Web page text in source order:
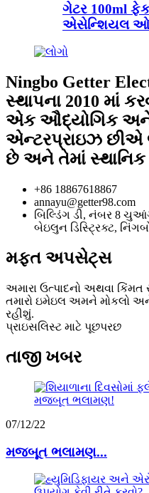
ગેટર 100ml
એસેન્શિયલ
Ningbo Getter
સ્થાપના 2010 માં
એક ઔદ્યોગિક અને
એન્ટરપ્રાઇઝ છીએ
છે અને તેમાં
+86 18867618867
annayu@getter98.com
બિલ્ડિંગ ડી, નંબર 8
બેઇલુન ડિસ્ટ્રિક્ટ,
મફત અપસેટ્સ
અમારા ઉત્પાદનો અથવા કિંમત
તમારો ઇમેઇલ અમને મોકલો
રહીશું.
પ્રાઇસલિસ્ટ માટે પૂછપરછ
તાજી ખબર
07/12/22
મજબૂત ભલામણ...